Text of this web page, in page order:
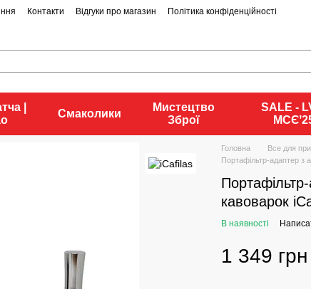
Контакти Відгуки про магазин Політика конфіденційності
|
Смаколики
Мистецтво
Зброї
SALE -
Головна Все для
Портафільтр-адаптер з
кавоварок
В наявності
1 349 грн